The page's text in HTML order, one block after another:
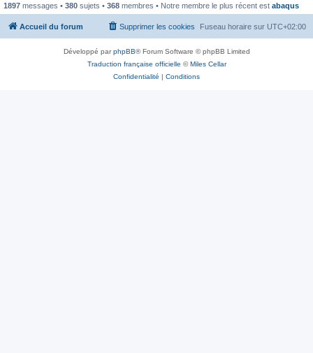
1897 messages • 380 sujets • 368 membres • Notre membre le plus récent est abaqus
Accueil du forum Fuseau horaire sur UTC+02:00
Supprimer les cookies
Développé parphpBB® Forum Software © phpBB Limited
Traduction française officielle ©Miles Cellar
Confidentialité | Conditions